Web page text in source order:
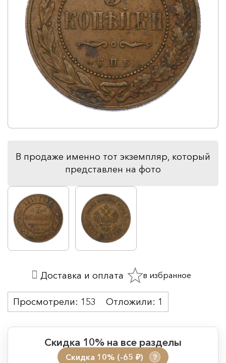
В продаже именно тот экземпляр, который
представлен на фото
Скидка 10% на все разделы
Скидка 10% (-65 руб.) ?
Просмотрели: 153 Отложили: 1
Доставка и оплата в избранное